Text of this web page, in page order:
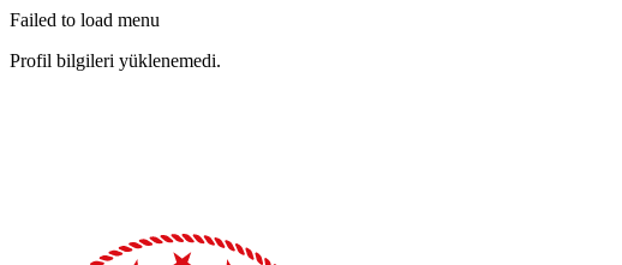
Failed to load menu
Profil bilgileri yüklenemedi.